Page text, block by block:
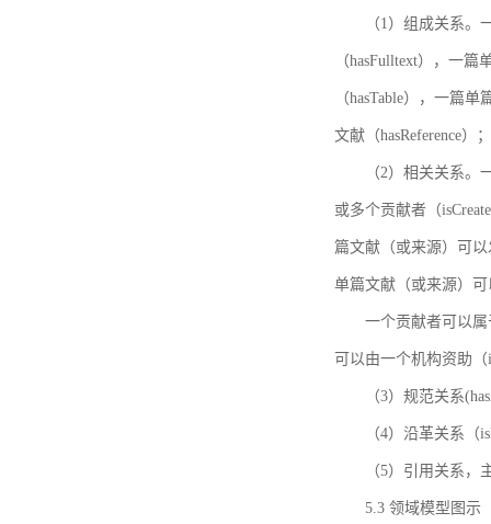
（1）组成关系
（hasFulltext），一
（hasTable），一篇
文献（hasReference）；
（2）相关关系
或多个贡献者（
篇文献（或来源）可
单篇文献（或来源）可
一个贡献者可以
可以由一个机构资助（
（3）规范关系
（4）沿革关系
（5）引用关系，
5.3 领域模型图示